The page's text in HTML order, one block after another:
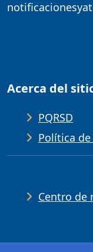
Acerca del
PQRSD
Política
Centro de